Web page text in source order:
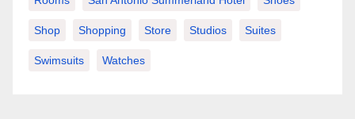
Shop Shopping Store Studios Suites
Swimsuits Watches